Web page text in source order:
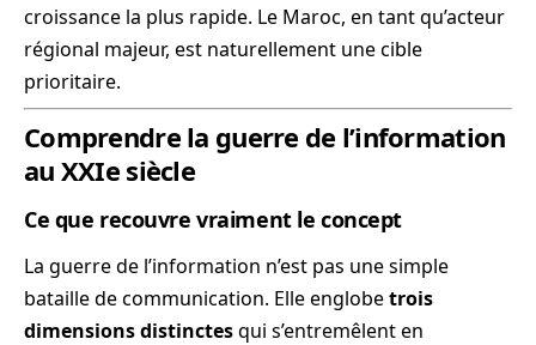
croissance la plus rapide. Le Maroc, en tant qu’acteur
régional majeur, est naturellement une cible
prioritaire.
Comprendre la guerre de l’information
au XXIe siècle
Ce que recouvre vraiment le concept
La guerre de l’information n’est pas une simple
bataille de communication. Elle englobetrois
dimensions distinctesqui s’entremêlent en